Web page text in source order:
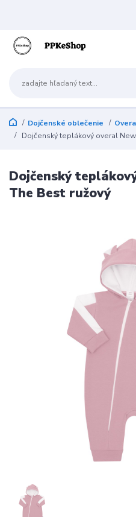
Dojčenské oblečenie
Dojčenský teplákový overal
Dojčenský
The Best ružový